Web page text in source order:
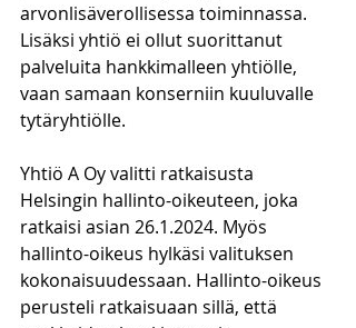
arvonlisäverollisessa toiminnassa.
Lisäksi yhtiö ei ollut suorittanut
palveluita hankkimalleen yhtiölle,
vaan samaan konserniin kuuluvalle
tytäryhtiölle.
Yhtiö A Oy valitti ratkaisusta
Helsingin hallinto-oikeuteen, joka
ratkaisi asian 26.1.2024. Myös
hallinto-oikeus hylkäsi valituksen
kokonaisuudessaan. Hallinto-oikeus
perusteli ratkaisuaan sillä, että